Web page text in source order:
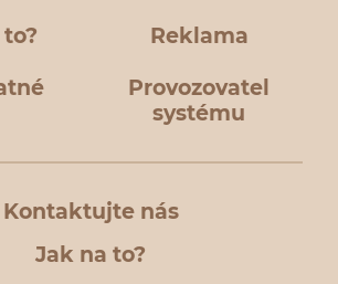
Reklama
Provozovatel
systému
Kontaktujte nás
Jak na to?